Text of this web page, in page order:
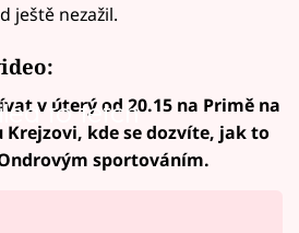
ještě nezažil.
to fetch
v úterý od 20.15 na Primě na
kde se dozvíte, jak to
sportováním.